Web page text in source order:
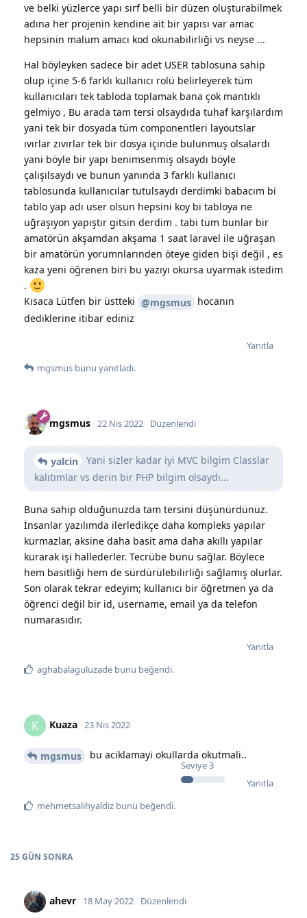
ve belki yüzlerce yapı sırf belli bir düzen oluşturabilmek
adına her projenin kendine ait bir yapısı var amac
hepsinin malum amacı kod okunabilirliği vs neyse ...
Hal böyleyken sadece bir adet USER tablosuna sahip
olup içine 5-6 farklı kullanıcı rolü belirleyerek tüm
kullanıcıları tek tabloda toplamak bana çok mantıklı
gelmiyo , Bu arada tam tersi olsaydıda tuhaf karşılardım
yani tek bir dosyada tüm componentleri layoutslar
ıvırlar zıvırlar tek bir dosya içinde bulunmuş olsalardı
yani böyle bir yapı benimsenmiş olsaydı böyle
çalışılsaydı ve bunun yanında 3 farklı kullanıcı
tablosunda kullanıcılar tutulsaydı derdimki babacım bi
tablo yap adı user olsun hepsini koy bi tabloya ne
uğraşıyon yapıştır gitsin derdim . tabi tüm bunlar bir
amatörün akşamdan akşama 1 saat laravel ile uğraşan
bir amatörün yorumnlarınden öteye giden bişi değil , es
kaza yeni öğrenen biri bu yazıyı okursa uyarmak istedim
.
Kısaca Lütfen bir üstteki @mgsmus hocanın
dediklerine itibar ediniz
Yanıtla
mgsmus bunu yanıtladı.
mgsmus
Seviye 1390
22 Nis 2022 Düzenlendi
yalcin
Yani sizler kadar iyi MVC bilgim Classlar
kalıtımlar vs derin bir PHP bilgim olsaydı...
Buna sahip olduğunuzda tam tersini düşünürdünüz.
İnsanlar yazılımda ilerledikçe daha kompleks yapılar
kurmazlar, aksine daha basit ama daha akıllı yapılar
kurarak işi hallederler. Tecrübe bunu sağlar. Böylece
hem basitliği hem de sürdürülebilirliği sağlamış olurlar.
Son olarak tekrar edeyim; kullanıcı bir öğretmen ya da
öğrenci değil bir id, username, email ya da telefon
numarasıdır.
Yanıtla
aghabalaguluzade bunu beğendi.
K Kuaza
Seviye3
23 Nis 2022
mgsmus bu aciklamayi okullarda okutmali..
Yanıtla
mehmetsalihyaldiz bunu beğendi.
25 GÜN SONRA
ahevr 18 May 2022 Düzenlendi